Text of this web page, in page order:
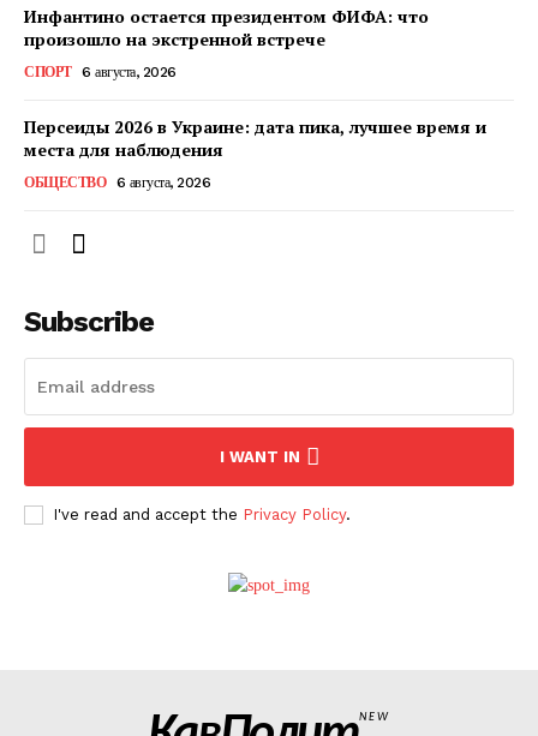
КавПолит
О нас
Политика конфиденциальности
Инфантино остается президентом ФИФА: что
произошло на экстренной встрече
СПОРТ 6 августа, 2026
Персеиды 2026 в Украине: дата пика, лучшее время и
места для наблюдения
ОБЩЕСТВО 6 августа, 2026
Subscribe
I WANT IN
I've read and accept the Privacy Policy.
NEW